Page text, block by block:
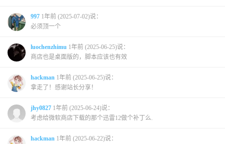
997 1年前 (2025-07-02)说：
必须顶一个
luochenzhimu 1年前 (2025-06-25)说：
商店也是桌面版的，脚本应该也有效
hackman 1年前 (2025-06-25)说：
拿走了！感谢站长分享！
jhy0827 1年前 (2025-06-24)说：
考虑给微软商店下载的那个迅雷12做个补丁么.
hackman 1年前 (2025-06-22)说：